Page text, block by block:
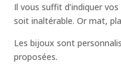
Il vous suffit d’indiquer
soit inaltérable. Or mat,
Les bijoux sont
proposées.